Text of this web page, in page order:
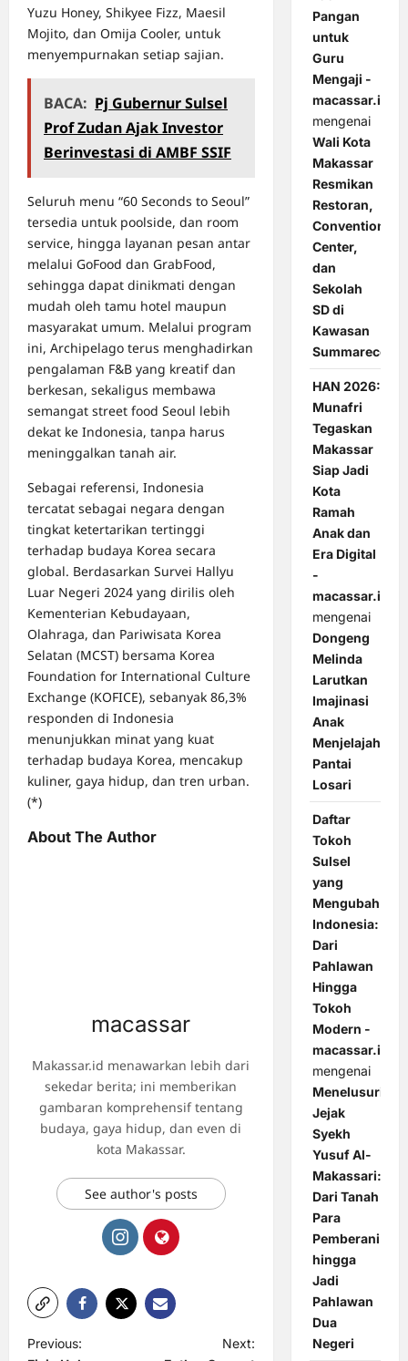
Yuzu Honey, Shikyee Fizz, Maesil
Mojito, dan Omija Cooler, untuk
menyempurnakan setiap sajian.
BACA: Pj Gubernur Sulsel
Prof Zudan Ajak Investor
Berinvestasi di AMBF SSIF
Seluruh menu “60 Seconds to Seoul”
tersedia untuk poolside, dan room
service, hingga layanan pesan antar
melalui GoFood dan GrabFood,
sehingga dapat dinikmati dengan
mudah oleh tamu hotel maupun
masyarakat umum. Melalui program
ini, Archipelago terus menghadirkan
pengalaman F&B yang kreatif dan
berkesan, sekaligus membawa
semangat street food Seoul lebih
dekat ke Indonesia, tanpa harus
meninggalkan tanah air.
Sebagai referensi, Indonesia
tercatat sebagai negara dengan
tingkat ketertarikan tertinggi
terhadap budaya Korea secara
global. Berdasarkan Survei Hallyu
Luar Negeri 2024 yang dirilis oleh
Kementerian Kebudayaan,
Olahraga, dan Pariwisata Korea
Selatan (MCST) bersama Korea
Foundation for International Culture
Exchange (KOFICE), sebanyak 86,3%
responden di Indonesia
menunjukkan minat yang kuat
terhadap budaya Korea, mencakup
kuliner, gaya hidup, dan tren urban.
(*)
About The Author
macassar
Makassar.id menawarkan lebih dari
sekedar berita; ini memberikan
gambaran komprehensif tentang
budaya, gaya hidup, dan even di
kota Makassar.
See author's posts
P
Previous:
Next:
Pangan
untuk
Guru
Mengaji -
macassar.id
mengenai
Wali Kota
Makassar
Resmikan
Restoran,
Convention
Center,
dan
Sekolah
SD di
Kawasan
Summarecon
HAN 2026:
Munafri
Tegaskan
Makassar
Siap Jadi
Kota
Ramah
Anak dan
Era Digital
-
macassar.id
mengenai
Dongeng
Melinda
Larutkan
Imajinasi
Anak
Menjelajah
Pantai
Losari
Daftar
Tokoh
Sulsel
yang
Mengubah
Indonesia:
Dari
Pahlawan
Hingga
Tokoh
Modern -
macassar.id
mengenai
Menelusuri
Jejak
Syekh
Yusuf Al-
Makassari:
Dari Tanah
Para
Pemberani
hingga
Jadi
Pahlawan
Dua
Negeri